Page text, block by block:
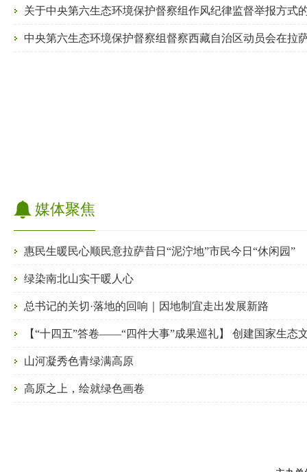
关于中央第六生态环境保护督察组作风纪律监督举报方式
中央第六生态环境保护督察组督察西藏自治区动员会在拉
媒体聚焦
惠民生暖民心顺民意拉萨昔日“泥泞地”市民今日“休闲园”
绿染南北山实干暖人心
总书记的关切·落地的回响｜因地制宜走出发展新路
山河凝秀色青绿满高原
高原之上，绘就绿色画卷